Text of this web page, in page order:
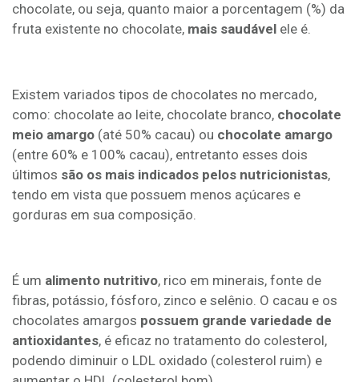
chocolate, ou seja, quanto maior a porcentagem (%) da
fruta existente no chocolate, mais saudável ele é.
Existem variados tipos de chocolates no mercado,
como: chocolate ao leite, chocolate branco, chocolate
meio amargo (até 50% cacau) ou chocolate amargo
(entre 60% e 100% cacau), entretanto esses dois
últimos são os mais indicados pelos nutricionistas,
tendo em vista que possuem menos açúcares e
gorduras em sua composição.
É um alimento nutritivo, rico em minerais, fonte de
fibras, potássio, fósforo, zinco e selênio. O cacau e os
chocolates amargos possuem grande variedade de
antioxidantes, é eficaz no tratamento do colesterol,
podendo diminuir o LDL oxidado (colesterol ruim) e